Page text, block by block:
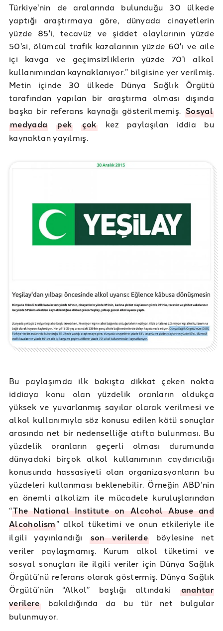
Türkiye'nin de aralarında bulunduğu 30 ülkede
yaptığı araştırmaya göre, dünyada cinayetlerin
yüzde 85'i, tecavüz ve şiddet olaylarının yüzde
50'si, ölümcül trafik kazalarının yüzde 60'ı ve aile
içi kavga ve geçimsizliklerin yüzde 70'i alkol
kullanımından kaynaklanıyor.” bilgisine yer verilmiş.
Metin içinde 30 ülkede Dünya Sağlık Örgütü
tarafından yapılan bir araştırma olması dışında
başka bir referans kaynağı gösterilmemiş.Sosyal
medyada
pek çokkez paylaşılan iddia bu
kaynaktan yayılmış.
Bu paylaşımda ilk bakışta dikkat çeken nokta
iddiaya konu olan yüzdelik oranların oldukça
yüksek ve yuvarlanmış sayılar olarak verilmesi ve
alkol kullanımıyla söz konusu edilen kötü sonuçlar
arasında net bir nedenselliğe atıfta bulunması. Bu
yüzdelik oranların geçerli olması durumunda
dünyadaki birçok alkol kullanımının caydırıcılığı
konusunda hassasiyeti olan organizasyonların bu
yüzdeleri kullanması beklenebilir. Örneğin ABD’nin
en önemli alkolizm ile mücadele kuruluşlarından
“The National Institute on Alcohol Abuse and
Alcoholism” alkol tüketimi ve onun etkileriyle ile
ilgili yayınlandığı son verilerde böylesine net
veriler paylaşmamış. Kurum alkol tüketimi ve
sosyal sonuçları ile ilgili veriler için Dünya Sağlık
Örgütü’nü referans olarak göstermiş. Dünya Sağlık
Örgütü’nün “Alkol” başlığı altındaki anahtar
verilerebakıldığında da bu tür net bulgular
bulunmuyor.